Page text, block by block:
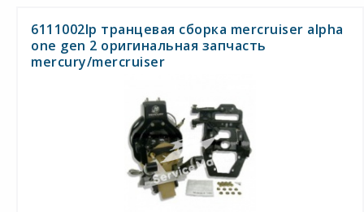
6111002lp транцевая сборка mercruiser alpha
one gen 2 оригинальная запчасть
mercury/mercruiser